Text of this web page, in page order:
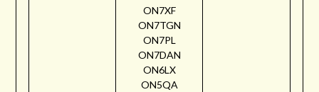
ON7XF
ON7TGN
ON7PL
ON7DAN
ON6LX
ON5QA